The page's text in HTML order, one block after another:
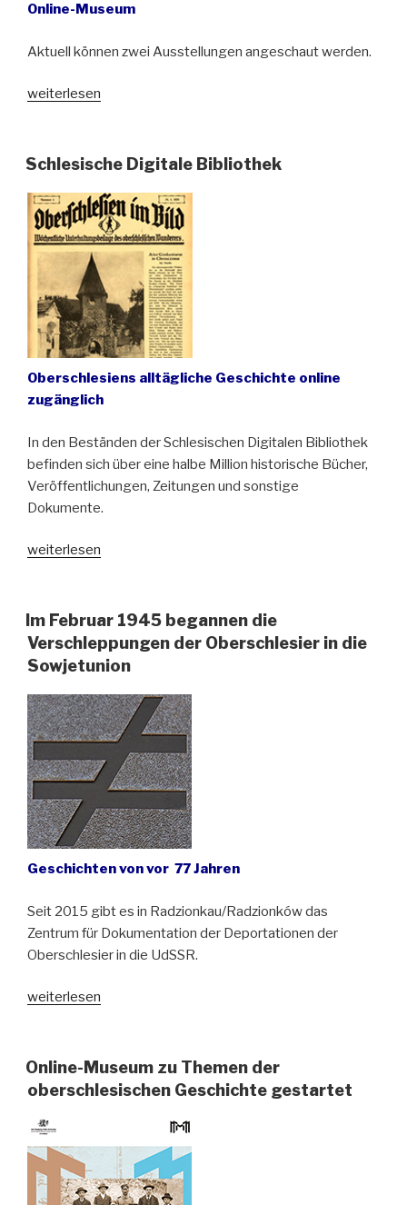
Online-Museum
Aktuell können zwei Ausstellungen angeschaut werden.
„„Museum
Themen
oberschlesischen
Geschichte“
weiterlesen
Schlesische Digitale Bibliothek
Oberschlesiens alltägliche Geschichte online
zugänglich
In den Beständen der Schlesischen Digitalen Bibliothek
befinden sich über eine halbe Million historische Bücher,
Veröffentlichungen, Zeitungen und sonstige
Dokumente.
„Schlesische
weiterlesen
Im Februar 1945 begannen die
Verschleppungen der Oberschlesier in die
Sowjetunion
Geschichten von vor 77 Jahren
Seit 2015 gibt es in Radzionkau/Radzionków das
Zentrum für Dokumentation der Deportationen der
Oberschlesier in die UdSSR.
„Im
begannen
die
der
Oberschlesier
weiterlesen
Online-Museum zu Themen der
oberschlesischen Geschichte gestartet